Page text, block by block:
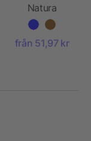
Natura
tillbehörspåse
från 51,97 kr